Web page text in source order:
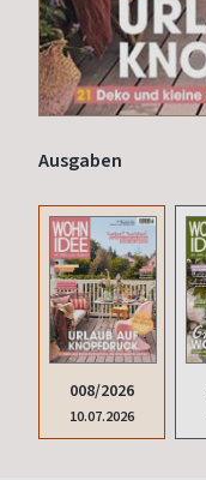
Ausgaben
008/2026
10.07.2026